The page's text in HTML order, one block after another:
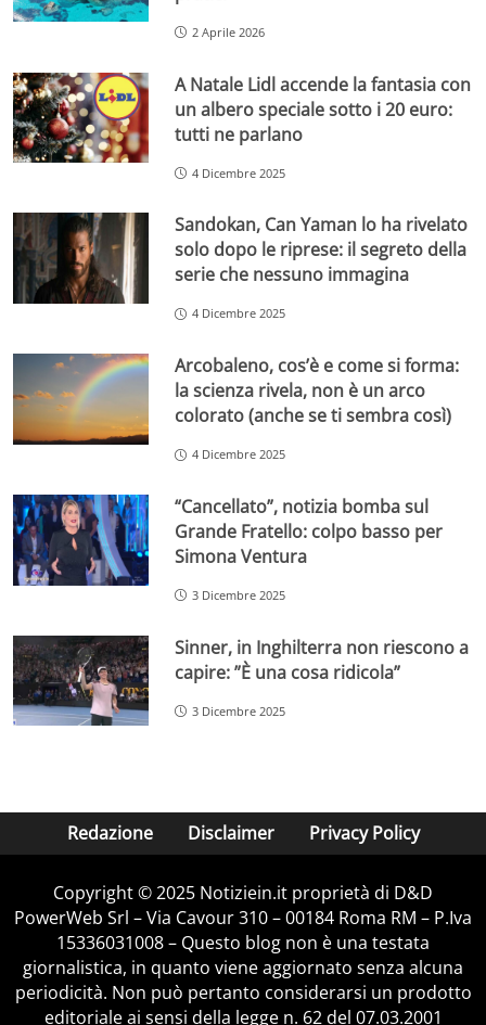
2 Aprile 2026
A Natale Lidl accende la fantasia con
un albero speciale sotto i 20 euro:
tutti ne parlano
4 Dicembre 2025
Sandokan, Can Yaman lo ha rivelato
solo dopo le riprese: il segreto della
serie che nessuno immagina
4 Dicembre 2025
Arcobaleno, cos’è e come si forma:
la scienza rivela, non è un arco
colorato (anche se ti sembra così)
4 Dicembre 2025
“Cancellato”, notizia bomba sul
Grande Fratello: colpo basso per
Simona Ventura
3 Dicembre 2025
Sinner, in Inghilterra non riescono a
capire: ”È una cosa ridicola”
3 Dicembre 2025
Redazione Disclaimer Privacy Policy
Copyright © 2025 Notiziein.it proprietà di D&D
PowerWeb Srl – Via Cavour 310 – 00184 Roma RM – P.Iva
15336031008 – Questo blog non è una testata
giornalistica, in quanto viene aggiornato senza alcuna
periodicità. Non può pertanto considerarsi un prodotto
editoriale ai sensi della legge n. 62 del 07.03.2001